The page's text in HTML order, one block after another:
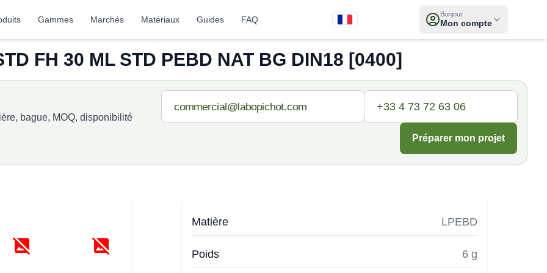
Gammes Marchés Matériaux Guides FAQ
Bonjour
Mon compte
FH 30 ML STD PEBD NAT BG DIN18 [0400]
bague, MOQ, disponibilité
Préparer mon projet
Matière LPEBD
Poids 6 g